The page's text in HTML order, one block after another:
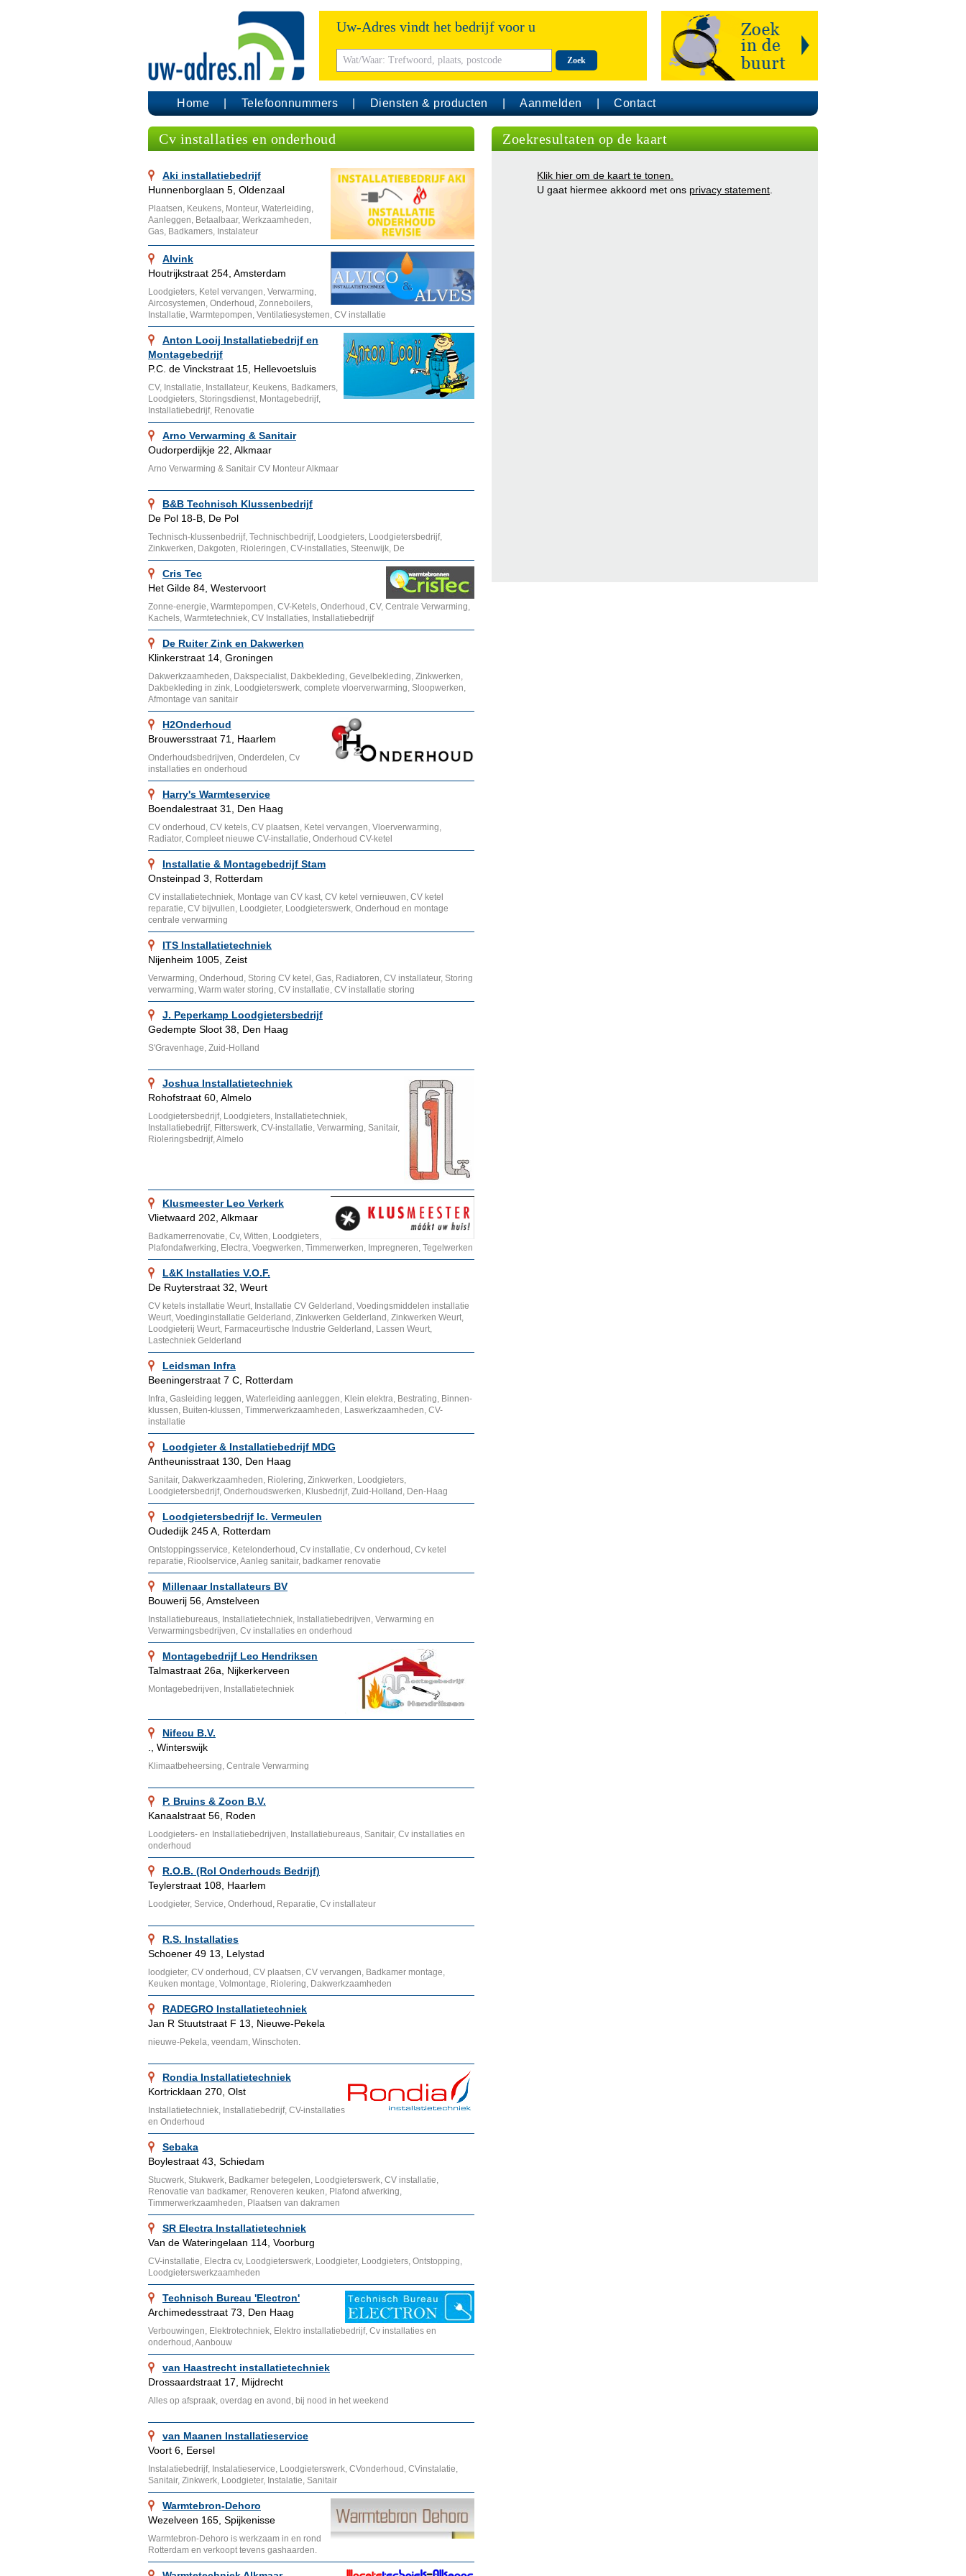
Uw-Adres vindt het bedrijf voor u
Zoek
Home Telefoonnummers Diensten & producten Aanmelden Contact
Cv installaties en onderhoud
Aki installatiebedrijf
Hunnenborglaan 5, Oldenzaal
Plaatsen, Keukens, Monteur, Waterleiding,
Aanleggen, Betaalbaar, Werkzaamheden,
Gas, Badkamers, Instalateur
Alvink
Houtrijkstraat 254, Amsterdam
Loodgieters, Ketel vervangen, Verwarming,
Aircosystemen, Onderhoud, Zonneboilers,
Installatie, Warmtepompen, Ventilatiesystemen, CV installatie
Anton Looij Installatiebedrijf en
Montagebedrijf
P.C. de Vinckstraat 15, Hellevoetsluis
CV, Installatie, Installateur, Keukens, Badkamers,
Loodgieters, Storingsdienst, Montagebedrijf,
Installatiebedrijf, Renovatie
Arno Verwarming & Sanitair
Oudorperdijkje 22, Alkmaar
Arno Verwarming & Sanitair CV Monteur Alkmaar
B&B Technisch Klussenbedrijf
De Pol 18-B, De Pol
Technisch-klussenbedrijf, Technischbedrijf, Loodgieters, Loodgietersbedrijf,
Zinkwerken, Dakgoten, Rioleringen, CV-installaties, Steenwijk, De
Cris Tec
Het Gilde 84, Westervoort
Zonne-energie, Warmtepompen, CV-Ketels, Onderhoud, CV, Centrale Verwarming,
Kachels, Warmtetechniek, CV Installaties, Installatiebedrijf
De Ruiter Zink en Dakwerken
Klinkerstraat 14, Groningen
Dakwerkzaamheden, Dakspecialist, Dakbekleding, Gevelbekleding, Zinkwerken,
Dakbekleding in zink, Loodgieterswerk, complete vloerverwarming, Sloopwerken,
Afmontage van sanitair
H2Onderhoud
Brouwersstraat 71, Haarlem
Onderhoudsbedrijven, Onderdelen, Cv
installaties en onderhoud
Harry's Warmteservice
Boendalestraat 31, Den Haag
CV onderhoud, CV ketels, CV plaatsen, Ketel vervangen, Vloerverwarming,
Radiator, Compleet nieuwe CV-installatie, Onderhoud CV-ketel
Installatie & Montagebedrijf Stam
Onsteinpad 3, Rotterdam
CV installatietechniek, Montage van CV kast, CV ketel vernieuwen, CV ketel
reparatie, CV bijvullen, Loodgieter, Loodgieterswerk, Onderhoud en montage
centrale verwarming
ITS Installatietechniek
Nijenheim 1005, Zeist
Verwarming, Onderhoud, Storing CV ketel, Gas, Radiatoren, CV installateur, Storing
verwarming, Warm water storing, CV installatie, CV installatie storing
J. Peperkamp Loodgietersbedrijf
Gedempte Sloot 38, Den Haag
S'Gravenhage, Zuid-Holland
Joshua Installatietechniek
Rohofstraat 60, Almelo
Loodgietersbedrijf, Loodgieters, Installatietechniek,
Installatiebedrijf, Fitterswerk, CV-installatie, Verwarming, Sanitair,
Rioleringsbedrijf, Almelo
Klusmeester Leo Verkerk
Vlietwaard 202, Alkmaar
Badkamerrenovatie, Cv, Witten, Loodgieters,
Plafondafwerking, Electra, Voegwerken, Timmerwerken, Impregneren, Tegelwerken
L&K Installaties V.O.F.
De Ruyterstraat 32, Weurt
CV ketels installatie Weurt, Installatie CV Gelderland, Voedingsmiddelen installatie
Weurt, Voedinginstallatie Gelderland, Zinkwerken Gelderland, Zinkwerken Weurt,
Loodgieterij Weurt, Farmaceurtische Industrie Gelderland, Lassen Weurt,
Lastechniek Gelderland
Leidsman Infra
Beeningerstraat 7 C, Rotterdam
Infra, Gasleiding leggen, Waterleiding aanleggen, Klein elektra, Bestrating, Binnen-
klussen, Buiten-klussen, Timmerwerkzaamheden, Laswerkzaamheden, CV-
installatie
Loodgieter & Installatiebedrijf MDG
Antheunisstraat 130, Den Haag
Sanitair, Dakwerkzaamheden, Riolering, Zinkwerken, Loodgieters,
Loodgietersbedrijf, Onderhoudswerken, Klusbedrijf, Zuid-Holland, Den-Haag
Loodgietersbedrijf lc. Vermeulen
Oudedijk 245 A, Rotterdam
Ontstoppingsservice, Ketelonderhoud, Cv installatie, Cv onderhoud, Cv ketel
reparatie, Rioolservice, Aanleg sanitair, badkamer renovatie
Millenaar Installateurs BV
Bouwerij 56, Amstelveen
Installatiebureaus, Installatietechniek, Installatiebedrijven, Verwarming en
Verwarmingsbedrijven, Cv installaties en onderhoud
Montagebedrijf Leo Hendriksen
Talmastraat 26a, Nijkerkerveen
Montagebedrijven, Installatietechniek
Nifecu B.V.
., Winterswijk
Klimaatbeheersing, Centrale Verwarming
P. Bruins & Zoon B.V.
Kanaalstraat 56, Roden
Loodgieters- en Installatiebedrijven, Installatiebureaus, Sanitair, Cv installaties en
onderhoud
R.O.B. (Rol Onderhouds Bedrijf)
Teylerstraat 108, Haarlem
Loodgieter, Service, Onderhoud, Reparatie, Cv installateur
R.S. Installaties
Schoener 49 13, Lelystad
loodgieter, CV onderhoud, CV plaatsen, CV vervangen, Badkamer montage,
Keuken montage, Volmontage, Riolering, Dakwerkzaamheden
RADEGRO Installatietechniek
Jan R Stuutstraat F 13, Nieuwe-Pekela
nieuwe-Pekela, veendam, Winschoten.
Rondia Installatietechniek
Kortricklaan 270, Olst
Installatietechniek, Installatiebedrijf, CV-installaties
en Onderhoud
Sebaka
Boylestraat 43, Schiedam
Stucwerk, Stukwerk, Badkamer betegelen, Loodgieterswerk, CV installatie,
Renovatie van badkamer, Renoveren keuken, Plafond afwerking,
Timmerwerkzaamheden, Plaatsen van dakramen
SR Electra Installatietechniek
Van de Wateringelaan 114, Voorburg
CV-installatie, Electra cv, Loodgieterswerk, Loodgieter, Loodgieters, Ontstopping,
Loodgieterswerkzaamheden
Technisch Bureau 'Electron'
Archimedesstraat 73, Den Haag
Verbouwingen, Elektrotechniek, Elektro installatiebedrijf, Cv installaties en
onderhoud, Aanbouw
van Haastrecht installatietechniek
Drossaardstraat 17, Mijdrecht
Alles op afspraak, overdag en avond, bij nood in het weekend
van Maanen Installatieservice
Voort 6, Eersel
Instalatiebedrijf, Instalatieservice, Loodgieterswerk, CVonderhoud, CVinstalatie,
Sanitair, Zinkwerk, Loodgieter, Instalatie, Sanitair
Warmtebron-Dehoro
Wezelveen 165, Spijkenisse
Warmtebron-Dehoro is werkzaam in en rond
Rotterdam en verkoopt tevens gashaarden.
Zoekresultaten op de kaart
Klik hier om de kaart te tonen.
U gaat hiermee akkoord met ons privacy statement